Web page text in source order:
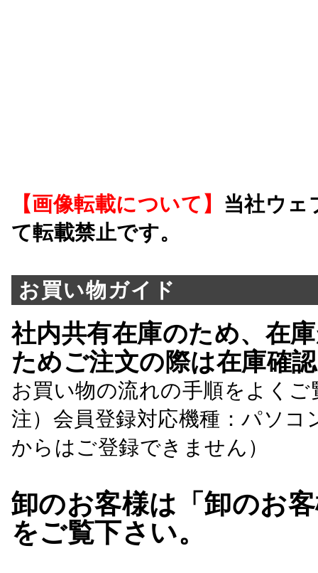
【画像転載について】 当社ウェ
て転載禁止です。
お買い物ガイド
社内共有在庫のため、在
ためご注文の際は在庫確
お買い物の流れの手順をよくご
注）会員登録対応機種：パソ
からはご登録できません）
卸のお客様は「卸のお
をご覧下さい。